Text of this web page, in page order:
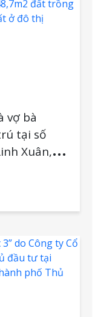
vợ bà
tại số
Xuân,
diện tích